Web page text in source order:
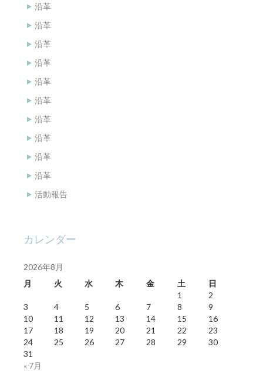
沿革
沿革
沿革
沿革
沿革
沿革
沿革
沿革
沿革
沿革
活動報告
カレンダー
2026年8月
月
火 水 木 金 土 日
« 7月
1
2
3
4 5 6 7 8
9
10
11 12 13 14 15
16
17
18 19 20 21 22
23
24
25 26 27 28 29
30
31